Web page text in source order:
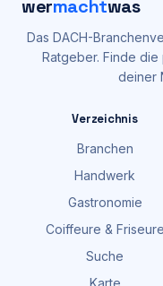
wermachtwas
Das DACH-
Ratgeber. Finde die
deiner
Verzeichnis
Branchen
Handwerk
Gastronomie
Coiffeure & Friseure
Suche
Karte